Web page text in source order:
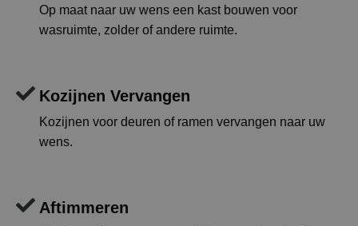
Op maat naar uw wens een kast bouwen voor
wasruimte, zolder of andere ruimte.
Kozijnen Vervangen
Kozijnen voor deuren of ramen vervangen naar uw
wens.
Aftimmeren